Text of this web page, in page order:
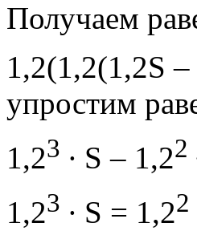
Получаем
1,2(1,2(1,2S
упростим
1,23 ∙ S – 1,22
1,23 ∙ S = 1,22